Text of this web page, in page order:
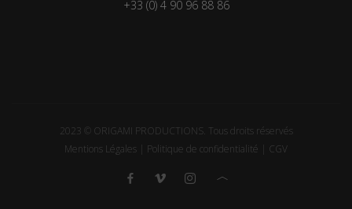
+33 (0) 4 90 96 88 86
2023 © ORIGAMI PRODUCTIONS. Tous droits réservés
Mentions Légales
Politique de confidentialité CGV